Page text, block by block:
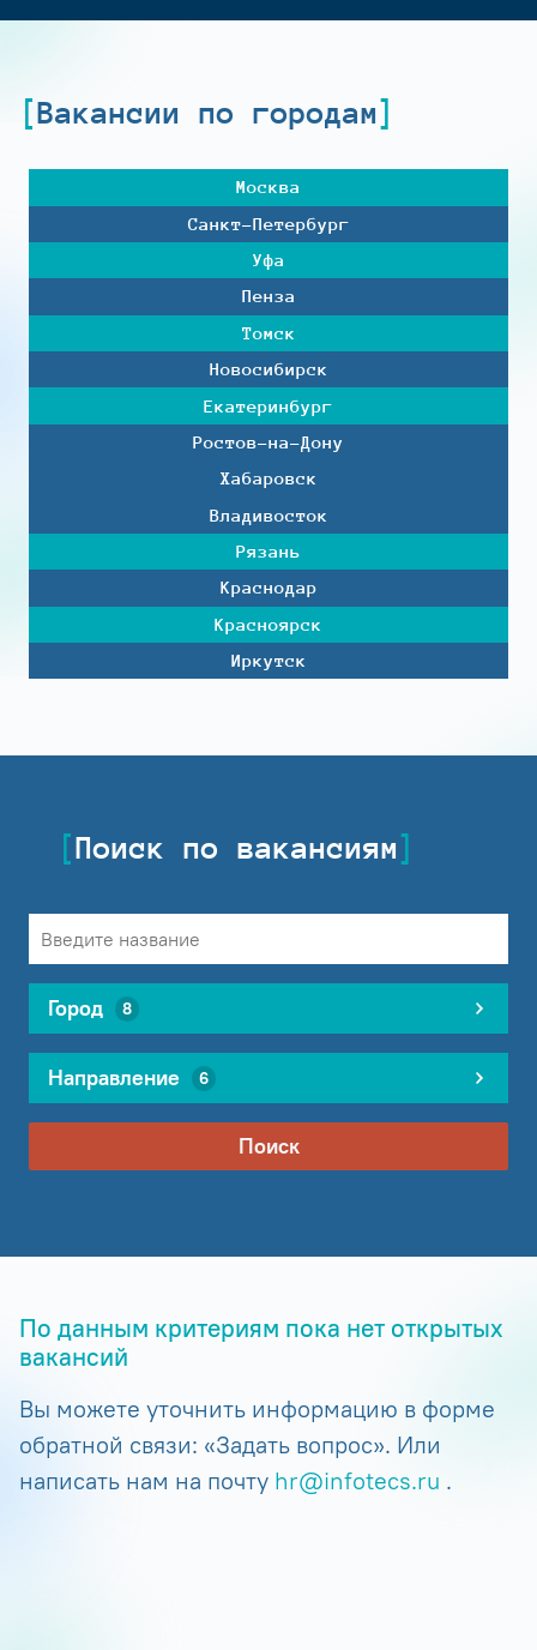
Вакансии по городам
Москва
Санкт-Петербург
Уфа
Пенза
Томск
Новосибирск
Екатеринбург
Ростов-на-Дону
Хабаровск
Владивосток
Рязань
Краснодар
Красноярск
Иркутск
Поиск по вакансиям
Город 8
Направление 6
Поиск
По данным критериям пока нет открытых
вакансий
Вы можете уточнить информацию в форме
обратной связи: «Задать вопрос». Или
написать нам на почту hr@infotecs.ru .